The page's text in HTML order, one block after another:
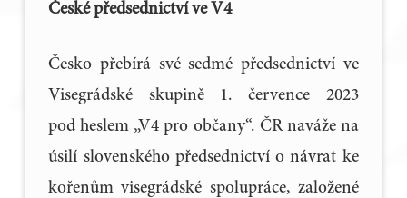
České předsednictví ve V4
Česko přebírá své sedmé předsednictví ve
Visegrádské skupině 1. července 2023
pod heslem „V4 pro občany“. ČR naváže na
úsilí slovenského předsednictví o návrat ke
kořenům visegrádské spolupráce, založené